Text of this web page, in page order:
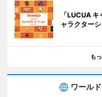
「LUCUA
ャラクター
も
ワール